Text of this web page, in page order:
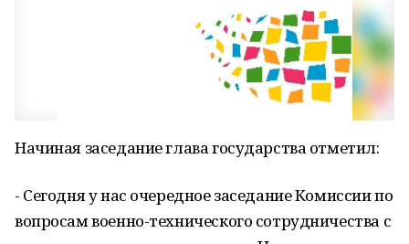
Начиная заседание глава государства отметил:
- Сегодня у нас очередное заседание Комиссии по
вопросам военно-технического сотрудничества с